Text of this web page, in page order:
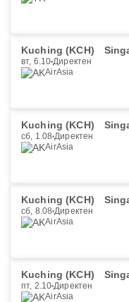
Kuching (KCH)
вт, 6.10 Директен
AirAsia
Kuching (KCH)
сб, 1.08 Директен
AirAsia
Kuching (KCH)
сб, 8.08 Директен
AirAsia
Kuching (KCH)
пт, 2.10 Директен
AirAsia